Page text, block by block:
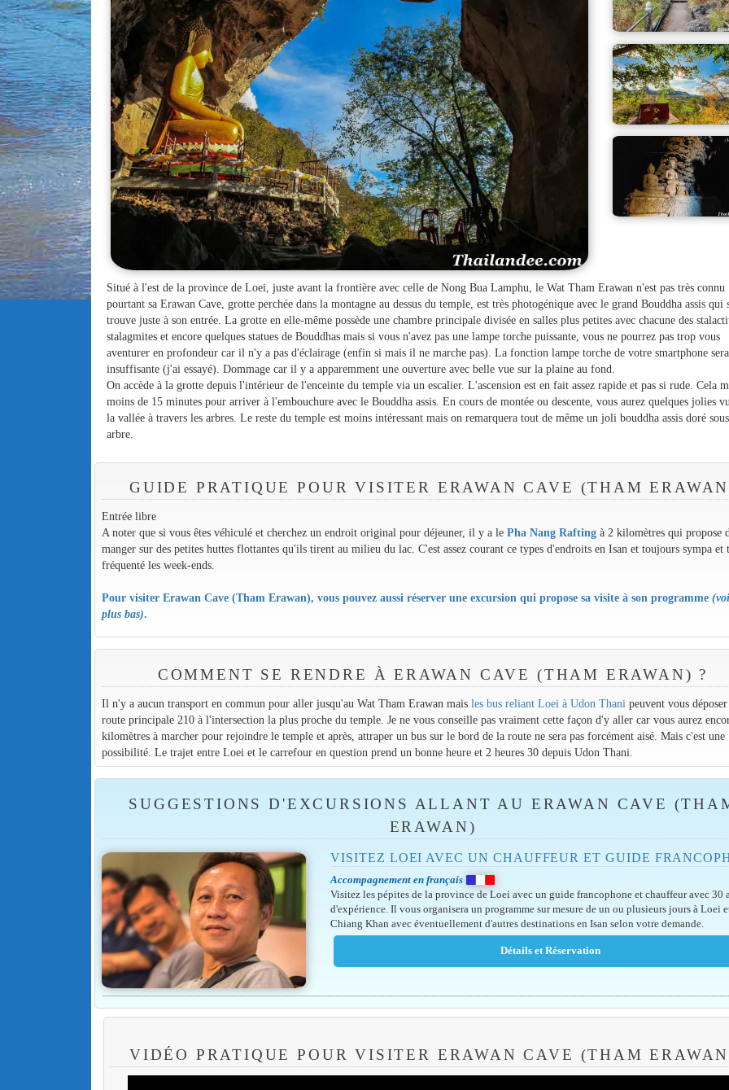
Situé à l'est de la province de Loei, juste avant la frontière avec celle de Nong Bua Lamphu, le Wat Tham Erawan n'est pas très connu
pourtant sa Erawan Cave, grotte perchée dans la montagne au dessus du temple, est très photogénique avec le grand Bouddha assis qui
trouve juste à son entrée. La grotte en elle-même possède une chambre principale divisée en salles plus petites avec chacune des
stalagmites et encore quelques statues de Bouddhas mais si vous n'avez pas une lampe torche puissante, vous ne pourrez pas trop vous
aventurer en profondeur car il n'y a pas d'éclairage (enfin si mais il ne marche pas). La fonction lampe torche de votre smartphone
insuffisante (j'ai essayé). Dommage car il y a apparemment une ouverture avec belle vue sur la plaine au fond.
On accède à la grotte depuis l'intérieur de l'enceinte du temple via un escalier. L'ascension est en fait assez rapide et pas si rude. Cela
moins de 15 minutes pour arriver à l'embouchure avec le Bouddha assis. En cours de montée ou descente, vous aurez quelques jolies
la vallée à travers les arbres. Le reste du temple est moins intéressant mais on remarquera tout de même un joli bouddha assis doré
arbre.
GUIDE PRATIQUE POUR VISITER ERAWAN CAVE (THAM
Entrée libre
A noter que si vous êtes véhiculé et cherchez un endroit original pour déjeuner, il y a le Pha Nang Raftingà 2 kilomètres qui propose
manger sur des petites huttes flottantes qu'ils tirent au milieu du lac. C'est assez courant ce types d'endroits en Isan et toujours sympa et
fréquenté les week-ends.
Pour visiter Erawan Cave (Tham Erawan), vous pouvez aussi réserver une excursion qui propose sa visite à son programme
plus bas).
COMMENT SE RENDRE À ERAWAN CAVE (THAM ERAWAN) ?
Il n'y a aucun transport en commun pour aller jusqu'au Wat Tham Erawan mais les bus reliant Loei à Udon Thani peuvent vous
route principale 210 à l'intersection la plus proche du temple. Je ne vous conseille pas vraiment cette façon d'y aller car vous aurez
kilomètres à marcher pour rejoindre le temple et après, attraper un bus sur le bord de la route ne sera pas forcément aisé. Mais c'est une
possibilité. Le trajet entre Loei et le carrefour en question prend un bonne heure et 2 heures 30 depuis Udon Thani.
SUGGESTIONS D'EXCURSIONS ALLANT AU ERAWAN CAVE
ERAWAN)
VISITEZ LOEI AVEC UN CHAUFFEUR ET GUIDE
Accompagnement en français
Visitez les pépites de la province de Loei avec un guide francophone et chauffeur avec 30
d'expérience. Il vous organisera un programme sur mesure de un ou plusieurs jours à Loei
Chiang Khan avec éventuellement d'autres destinations en Isan selon votre demande.
VIDÉO PRATIQUE POUR VISITER ERAWAN CAVE (THAM